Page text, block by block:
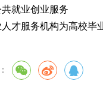
就业创业服务
服务机构为高校毕